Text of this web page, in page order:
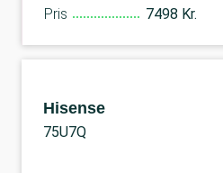
Pris 7498 Kr.
Hisense
75U7Q